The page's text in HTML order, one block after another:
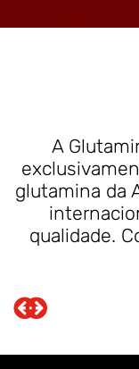
A
glutamina da
qualidade.